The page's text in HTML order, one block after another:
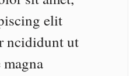
elit
ncididunt ut